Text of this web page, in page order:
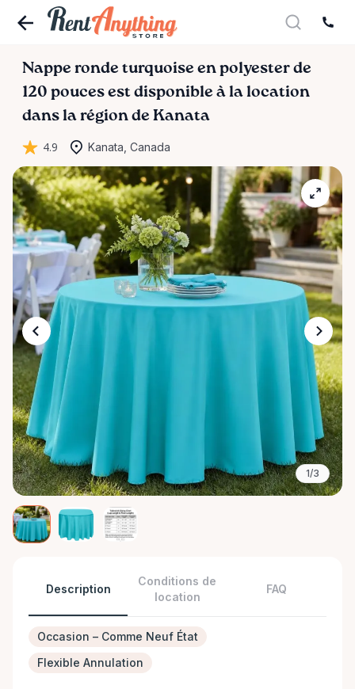
Nappe ronde turquoise en polyester de
120 pouces est disponible à la location
dans la région de Kanata
4.9 Kanata, Canada
1/3
Description
Conditions de
location
FAQ
Occasion – Comme Neuf État
Flexible Annulation